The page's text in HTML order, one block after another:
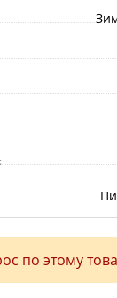
по этому